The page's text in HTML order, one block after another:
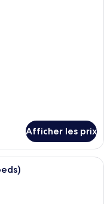
Afficher les prix
agrémenté d’une chaise